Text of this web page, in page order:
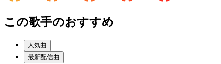
この歌手のおすすめ
人気曲
最新配信曲